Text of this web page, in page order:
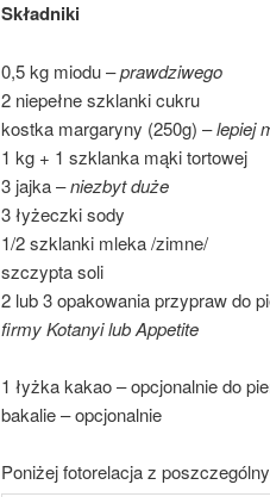
Składniki
0,5 kg miodu –prawdziwego
2 niepełne szklanki cukru
kostka margaryny (250g) –lepiej
1 kg + 1 szklanka mąki tortowej
3 jajka –niezbyt duże
3 łyżeczki sody
1/2 szklanki mleka /zimne/
szczypta soli
2 lub 3 opakowania przypraw do
firmy Kotanyi lub Appetite
1 łyżka kakao – opcjonalnie do
bakalie – opcjonalnie
Poniżej fotorelacja z